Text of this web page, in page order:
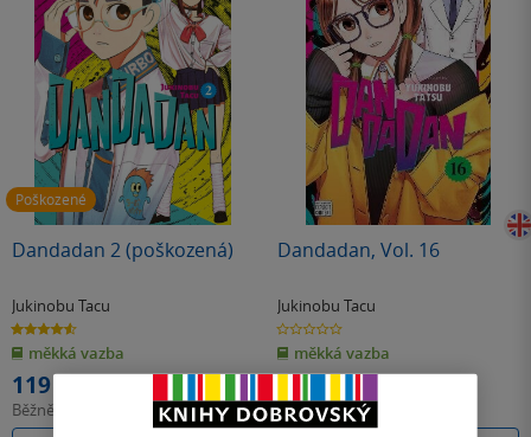
Poškozené
Dandadan 2 (poškozená)
Jukinobu Tacu
4.6
z
5
hvězdiček
měkká vazba
119 Kč
Běžně
Dandadan, Vol. 16
Jukinobu Tacu
0.0
z
5
hvězdiček
měkká vazba